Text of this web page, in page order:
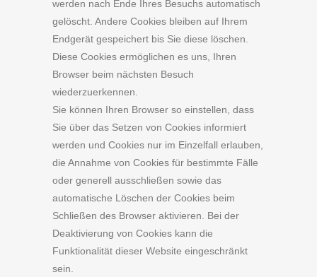
werden nach Ende Ihres Besuchs automatisch
gelöscht. Andere Cookies bleiben auf Ihrem
Endgerät gespeichert bis Sie diese löschen.
Diese Cookies ermöglichen es uns, Ihren
Browser beim nächsten Besuch
wiederzuerkennen.
Sie können Ihren Browser so einstellen, dass
Sie über das Setzen von Cookies informiert
werden und Cookies nur im Einzelfall erlauben,
die Annahme von Cookies für bestimmte Fälle
oder generell ausschließen sowie das
automatische Löschen der Cookies beim
Schließen des Browser aktivieren. Bei der
Deaktivierung von Cookies kann die
Funktionalität dieser Website eingeschränkt
sein.